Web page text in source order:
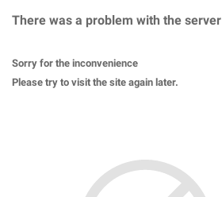
There was a problem with the server
Sorry for the inconvenience
Please try to visit the site again later.